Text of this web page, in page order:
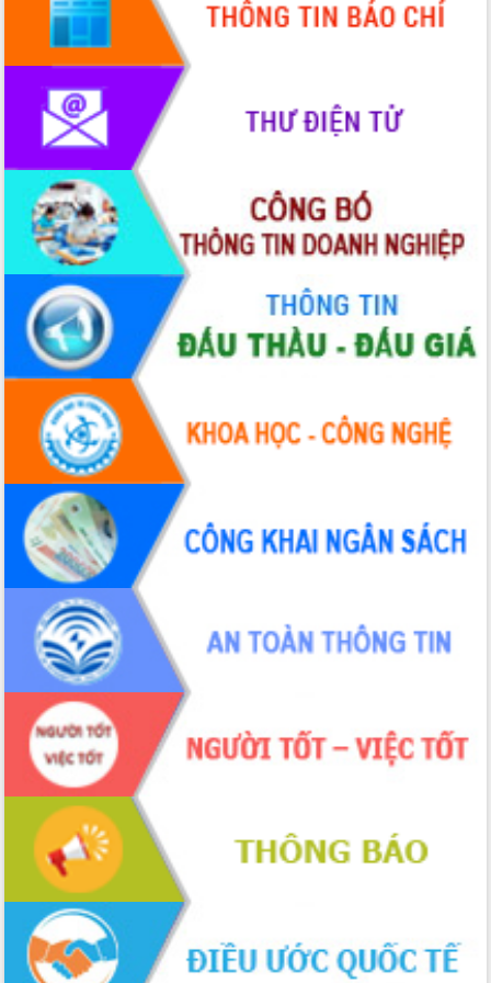
Hội thảo khoa học “Giải pháp thúc đẩy
phát triển nền kinh tế xanh tại tỉnh
Đắk Lắk”
Tăng cường giám sát, đôn đốc thực
hiện nhiệm vụ quản lý tài sản công
hàng tuần
Tháo gỡ những vướng mắc, đẩy mạnh
công tác cải cách thủ tục hành chính
tại Trung tâm Phục vụ hành chính
công tỉnh
Đắk Lắk: Tôn vinh 46 giải pháp tại Hội
thi Sáng tạo Kỹ thuật 2024 - 2025
Đắk Lắk rà soát, điều chỉnh Đề án 190
về phát triển nuôi trồng thủy sản
Phó Chủ tịch UBND tỉnh Đắk Lắk
Trương Công Thái kiểm tra thực địa
Dự án cao tốc Khánh Hòa - Buôn Ma
Thuột
Định vị cà phê Việt Nam như một “di
sản sống” trong dòng chảy toàn cầu
Xây dựng nông thôn mới: Nâng cao đời
sống người dân từ những mô hình thiết
thực
Quyết liệt tháo gỡ vướng mắc, đẩy
nhanh tiến độ các dự án trọng điểm
trong Khu kinh tế Nam Phú Yên
Hòn Yến phát triển du lịch gắn với bảo
tồn biển
Lấy ý kiến điều chỉnh Quy hoạch tỉnh
Đắk Lắk thời kỳ 2021-2030, tầm nhìn
đến năm 2050
Phát động chiến dịch 30 ngày đêm
giải phóng mặt bằng Tuyến đường bộ
ven biển
Đắk Lắk nỗ lực thúc đẩy tăng trưởng
kinh tế từ 10% trở lên trong Quý
II/2026
Đắk Lắk ký kết thỏa thuận hợp tác về
chuyển đổi số giai đoạn 2026 – 2030
với Tập đoàn Bưu chính Viễn thông
Việt Nam